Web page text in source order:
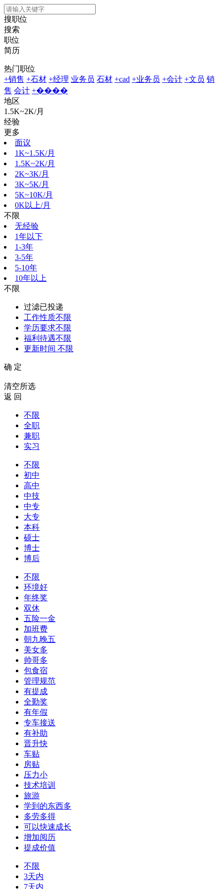
搜职位
搜索
职位
简历
热门职位
+销售 +石材 +经理 业务员 石材 +cad +业务员 +会计 +文员 销
售 会计 +����
地区
1.5K~2K/月
经验
更多
面议
1K~1.5K/月
1.5K~2K/月
2K~3K/月
3K~5K/月
5K~10K/月
0K以上/月
不限
无经验
1年以下
1-3年
3-5年
5-10年
10年以上
不限
过滤已投递
工作性质不限
学历要求不限
福利待遇不限
更新时间 不限
确 定
清空所选
返 回
不限
全职
兼职
实习
不限
初中
高中
中技
中专
大专
本科
硕士
博士
博后
不限
环境好
年终奖
双休
五险一金
加班费
朝九晚五
美女多
帅哥多
包食宿
管理规范
有提成
全勤奖
有年假
专车接送
有补助
晋升快
车贴
房贴
压力小
技术培训
旅游
学到的东西多
多劳多得
可以快速成长
增加阅历
提成价值
不限
3天内
7天内